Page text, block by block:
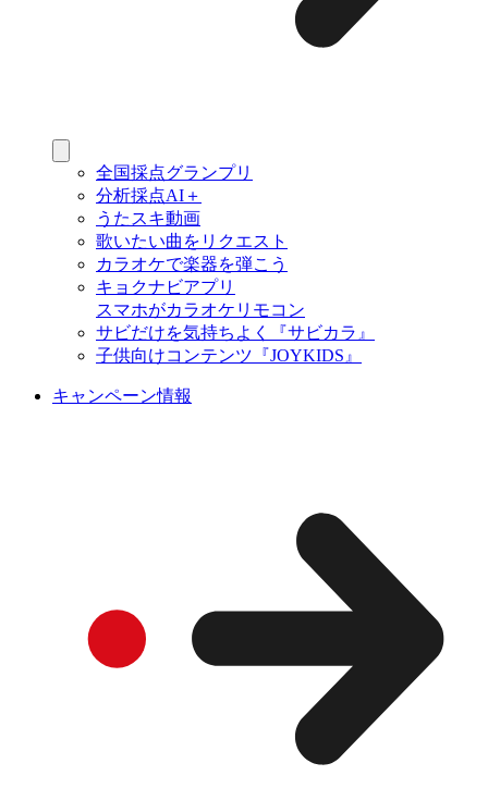
全国採点グランプリ
分析採点AI＋
うたスキ動画
歌いたい曲をリクエスト
カラオケで楽器を弾こう
キョクナビアプリ
スマホがカラオケリモコン
サビだけを気持ちよく『サビカラ』
子供向けコンテンツ『JOYKIDS』
キャンペーン情報